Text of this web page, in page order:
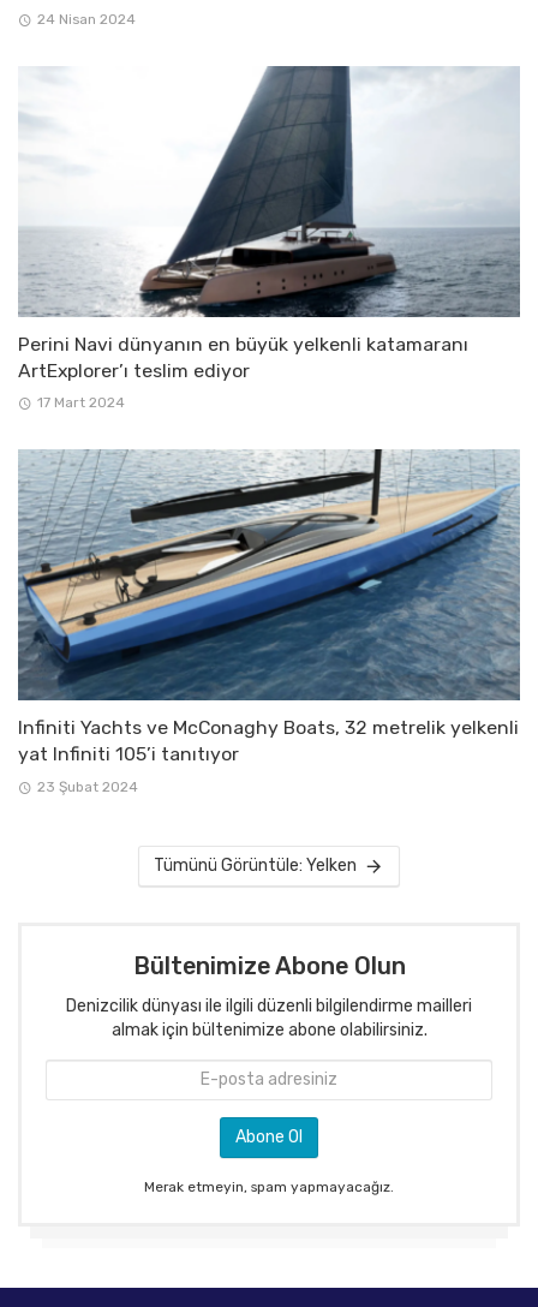
24 Nisan 2024
Perini Navi dünyanın en büyük yelkenli katamaranı
ArtExplorer’ı teslim ediyor
17 Mart 2024
Infiniti Yachts ve McConaghy Boats, 32 metrelik yelkenli
yat Infiniti 105’i tanıtıyor
23 Şubat 2024
Tümünü Görüntüle: Yelken
Bültenimize Abone Olun
Denizcilik dünyası ile ilgili düzenli bilgilendirme mailleri
almak için bültenimize abone olabilirsiniz.
Merak etmeyin, spam yapmayacağız.